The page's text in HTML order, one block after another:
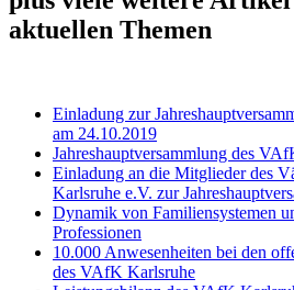
aktuellen Themen
Einladung zur
am 24.10.2019
Jahreshauptversammlung des
Einladung an die Mitglieder des
Karlsruhe e.V. zur
Dynamik von Familiensystemen
Professionen
10.000 Anwesenheiten bei den
des VAfK Karlsruhe